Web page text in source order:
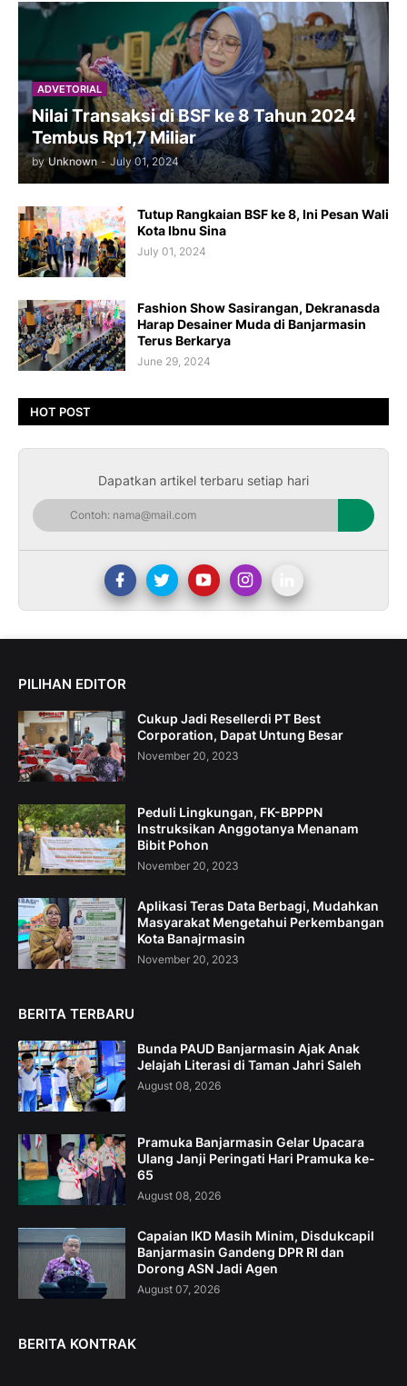
ADVETORIAL
Nilai Transaksi di BSF ke 8 Tahun 2024
Tembus Rp1,7 Miliar
by Unknown - July 01, 2024
Tutup Rangkaian BSF ke 8, Ini Pesan Wali
Kota Ibnu Sina
July 01, 2024
Fashion Show Sasirangan, Dekranasda
Harap Desainer Muda di Banjarmasin
Terus Berkarya
June 29, 2024
HOT POST
Dapatkan artikel terbaru setiap hari
PILIHAN EDITOR
Cukup Jadi Resellerdi PT Best
Corporation, Dapat Untung Besar
November 20, 2023
Peduli Lingkungan, FK-BPPPN
Instruksikan Anggotanya Menanam
Bibit Pohon
November 20, 2023
Aplikasi Teras Data Berbagi, Mudahkan
Masyarakat Mengetahui Perkembangan
Kota Banajrmasin
November 20, 2023
BERITA TERBARU
Bunda PAUD Banjarmasin Ajak Anak
Jelajah Literasi di Taman Jahri Saleh
August 08, 2026
Pramuka Banjarmasin Gelar Upacara
Ulang Janji Peringati Hari Pramuka ke-
65
August 08, 2026
Capaian IKD Masih Minim, Disdukcapil
Banjarmasin Gandeng DPR RI dan
Dorong ASN Jadi Agen
August 07, 2026
BERITA KONTRAK